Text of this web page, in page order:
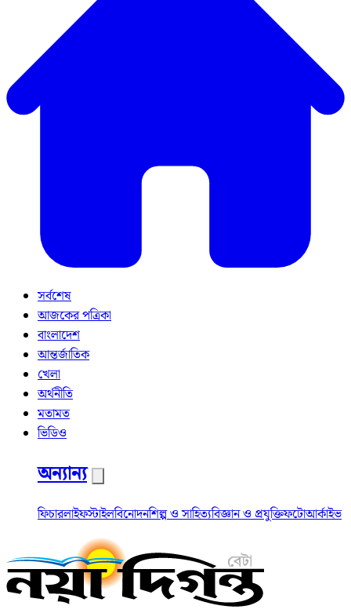
সর্বশেষ
আজকের পত্রিকা
বাংলাদেশ
আন্তর্জাতিক
খেলা
অর্থনীতি
মতামত
ভিডিও
অন্যান্য
ফিচারলাইফস্টাইলবিনোদনশিল্প ও সাহিত্যবিজ্ঞান ও প্রযুক্তিফটোআর্কাইভ